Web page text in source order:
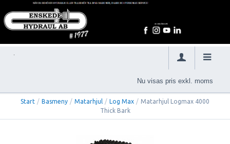
Nu visas pris exkl. moms
Start / Basmeny / Matarhjul / Log Max / Matarhjul Logmax 4000
Thick Bark